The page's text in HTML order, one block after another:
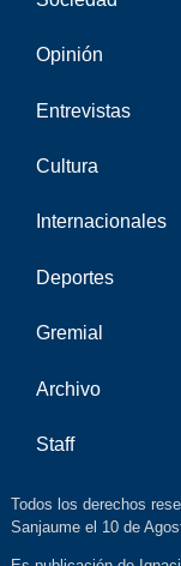
Opinión
Entrevistas
Cultura
Internacionales
Deportes
Gremial
Archivo
Staff
Todos los derechos
Sanjaume el 10 de